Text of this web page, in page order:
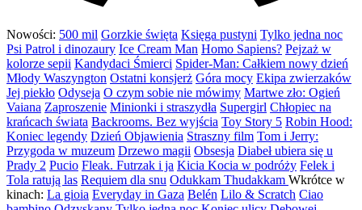
Nowości: 500 mil Gorzkie święta Księga pustyni Tylko jedna noc
Psi Patrol i dinozaury Ice Cream Man Homo Sapiens? Pejzaż w
kolorze sepii Kandydaci Śmierci Spider-Man: Całkiem nowy dzień
Młody Waszyngton Ostatni konsjerż Góra mocy Ekipa zwierzaków
Jej piekło Odyseja O czym sobie nie mówimy Martwe zło: Ogień
Vaiana Zaproszenie Minionki i straszydła Supergirl Chłopiec na
krańcach świata Backrooms. Bez wyjścia Toy Story 5 Robin Hood:
Koniec legendy Dzień Objawienia Straszny film Tom i Jerry:
Przygoda w muzeum Drzewo magii Obsesja Diabeł ubiera się u
Prady 2 Pucio Fleak. Futrzak i ja Kicia Kocia w podróży Felek i
Tola ratują las Requiem dla snu Odukkam Thudakkam Wkrótce w
kinach: La gioia Everyday in Gaza Belén Lilo & Scratch Ciao